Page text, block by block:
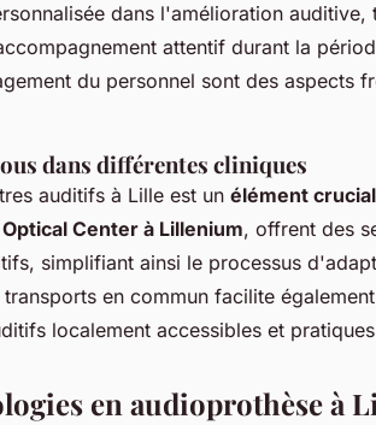
dans l'amélioration auditive,
attentif durant la
du personnel sont des aspects
dans différentes cliniques
auditifs à Lille est un élément crucial
Optical Center à Lillenium, offrent des
simplifiant ainsi le processus
en commun facilite
localement accessibles et
en audioprothèse à